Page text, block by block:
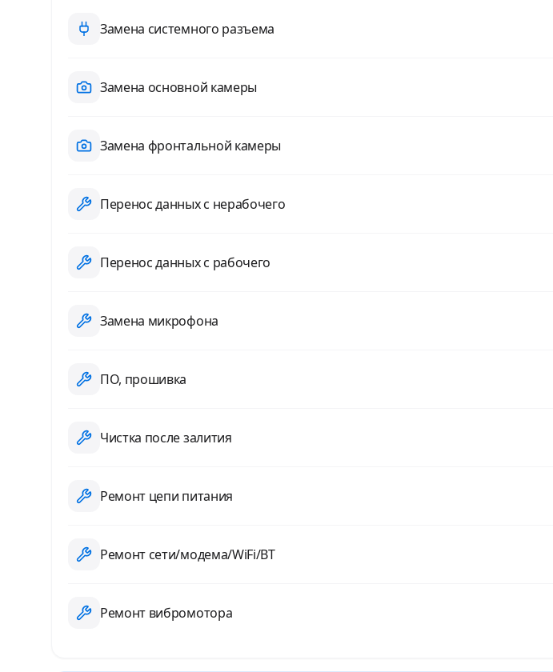
Замена системного разъема
Замена основной камеры
Замена фронтальной камеры
Перенос данных с нерабочего
Перенос данных с рабочего
Замена микрофона
ПО, прошивка
Чистка после залития
Ремонт цепи питания
Ремонт сети/модема/WiFi/BT
Ремонт вибромотора